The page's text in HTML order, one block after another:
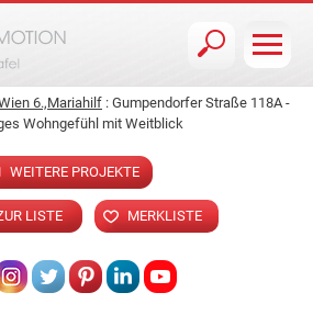
6.,Mariahilf : Gumpendorfer Straße 118A -
Wohngefühl mit Weitblick
WEITERE PROJEKTE
LISTE MERKLISTE